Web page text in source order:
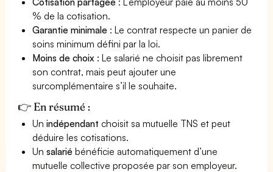
% de la cotisation.
Garantie minimale : Le contrat respecte un panier de
soins minimum défini par la loi.
Moins de choix : Le salarié ne choisit pas librement
son contrat, mais peut ajouter une
surcomplémentaire s’il le souhaite.
👉 En résumé :
Unindépendant choisit sa mutuelle TNS et peut
déduire les cotisations.
Unsalarié bénéficie automatiquement d’une
mutuelle collective proposée par son employeur.